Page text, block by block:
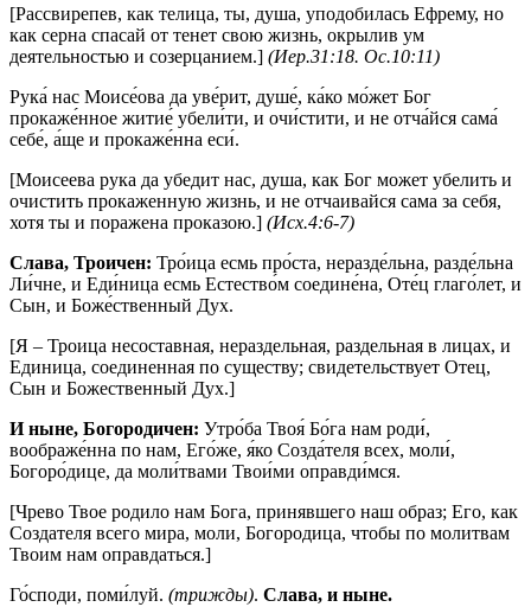
[Рассвирепев, как телица, ты, душа, уподобилась Ефрему, но
как серна спасай от тенет свою жизнь, окрылив ум
деятельностью и созерцанием.] (Иер.31:18. Ос.10:11)
Рука́ нас Моисе́ова да уве́рит, душе́, ка́ко мо́жет Бог
прокаже́нное житие́ убели́ти, и очи́стити, и не отча́йся сама́
себе́, а́ще и прокаже́нна еси́.
[Моисеева рука да убедит нас, душа, как Бог может убелить и
очистить прокаженную жизнь, и не отчаивайся сама за себя,
хотя ты и поражена проказою.] (Исх.4:6-7)
Слава, Троичен: Тро́ица есмь про́ста, неразде́льна, разде́льна
Ли́чне, и Еди́ница есмь Естество́м соедине́на, Оте́ц глаго́лет, и
Сын, и Боже́ственный Дух.
[Я – Троица несоставная, нераздельная, раздельная в лицах, и
Единица, соединенная по существу; свидетельствует Отец,
Сын и Божественный Дух.]
И ныне, Богородичен: Утро́ба Твоя́ Бо́га нам роди́,
воображе́нна по нам, Его́же, я́ко Созда́теля всех, моли́,
Богоро́дице, да моли́твами Твои́ми оправди́мся.
[Чрево Твое родило нам Бога, принявшего наш образ; Его, как
Создателя всего мира, моли, Богородица, чтобы по молитвам
Твоим нам оправдаться.]
Го́споди, поми́луй. (трижды). Слава, и ныне.